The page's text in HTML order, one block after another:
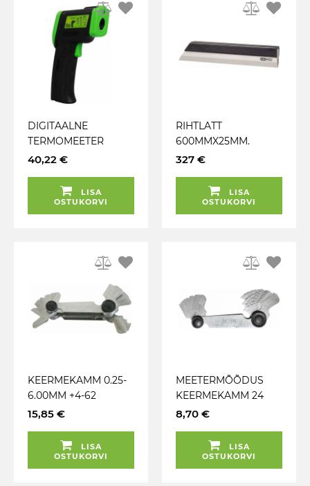
DIGITAALNE
TERMOMEETER
LASER JBM
40,22 €
LISA
OSTUKORVI
RIHTLATT
600MMX25MM.
DIN874 / 00 KS
327 €
LISA
OSTUKORVI
KEERMEKAMM 0.25-
6.00MM +4-62
WHITWORTH
15,85 €
LISA
OSTUKORVI
MEETERMÕÕDUS
KEERMEKAMM 24
KAMMI TRIUMF
8,70 €
LISA
OSTUKORVI